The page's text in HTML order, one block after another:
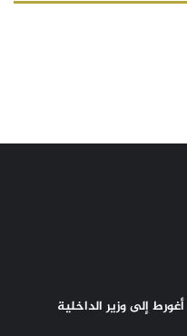
إلى وزير الداخلية